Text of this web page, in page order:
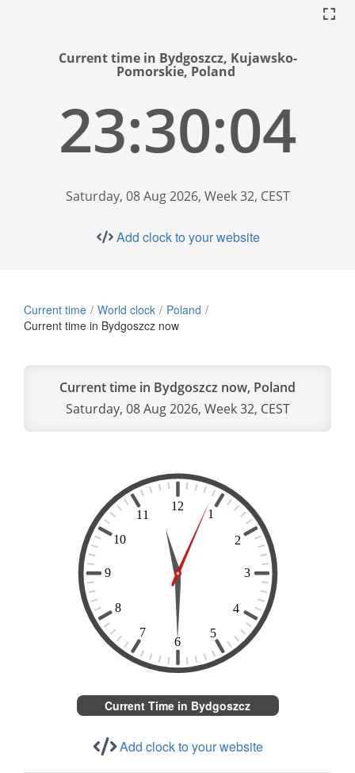
Current time in Bydgoszcz, Kujawsko-
Pomorskie, Poland
23:30:05
Saturday, 08 Aug 2026, Week 32, CEST
Add clock to your website
Current time World clock
Poland
Current time in Bydgoszcz now
Current time in Bydgoszcz now, Poland
Saturday, 08 Aug 2026, Week 32, CEST
Current Time in Bydgoszcz
Add clock to your website